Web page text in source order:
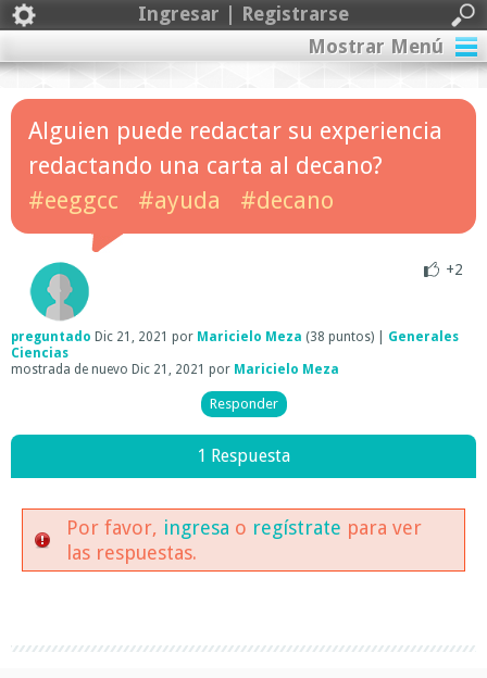
Ingresar | Registrarse
Mostrar Menú
Alguien puede redactar su experiencia
redactando una carta al decano?
#eeggcc
#ayuda #decano
+2
preguntado Dic 21, 2021 por Maricielo Meza (38 puntos)
Generales
Ciencias
mostrada de nuevo Dic 21, 2021 por Maricielo Meza
1 Respuesta
Por favor, ingresa o regístrate para ver
las respuestas.